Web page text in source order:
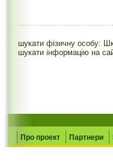
шукати фізичну особу:
шукати інформацію на
Про проект Партнери